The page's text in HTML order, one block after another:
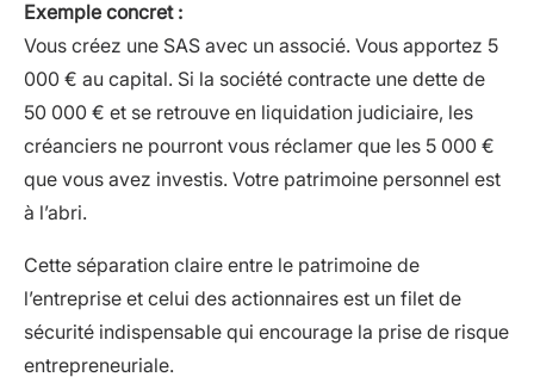
Exemple concret :
Vous créez une SAS avec un associé. Vous apportez 5
000 € au capital. Si la société contracte une dette de
50 000 € et se retrouve en liquidation judiciaire, les
créanciers ne pourront vous réclamer que les 5 000 €
que vous avez investis. Votre patrimoine personnel est
à l’abri.
Cette séparation claire entre le patrimoine de
l’entreprise et celui des actionnaires est un filet de
sécurité indispensable qui encourage la prise de risque
entrepreneuriale.